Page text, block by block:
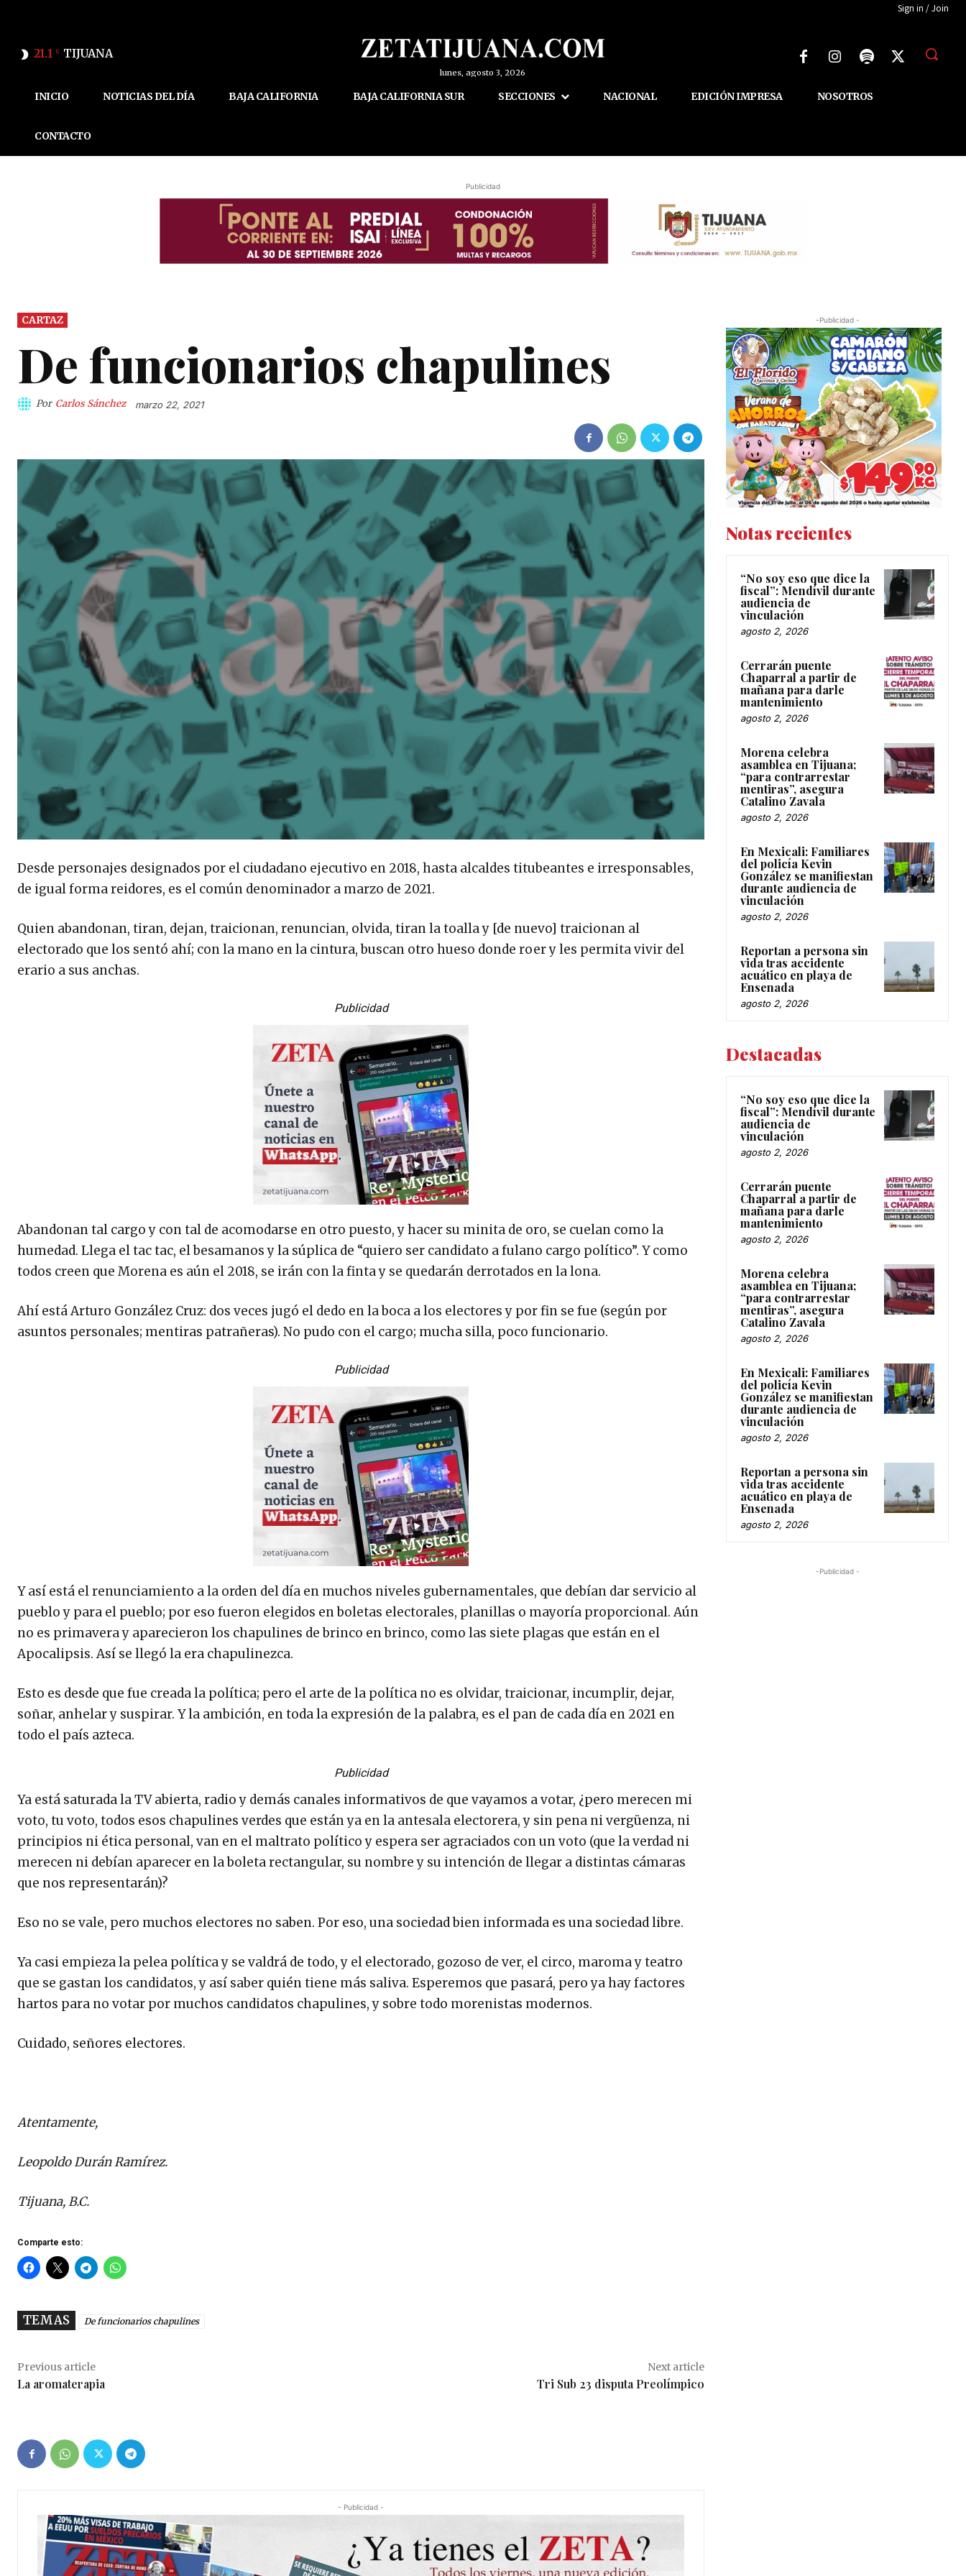
Sign in / Join
21.1 C TIJUANA
lunes, agosto 3, 2026
INICIO NOTICIAS DEL DÍA BAJA CALIFORNIA BAJA CALIFORNIA SUR SECCIONES NACIONAL EDICIÓN IMPRESA NOSOTROS
CONTACTO
Publicidad
CARTAZ
De funcionarios chapulines
Por Carlos Sánchez marzo 22, 2021
Desde personajes designados por el ciudadano ejecutivo en 2018, hasta alcaldes titubeantes e irresponsables,
de igual forma reidores, es el común denominador a marzo de 2021.
Quien abandonan, tiran, dejan, traicionan, renuncian, olvida, tiran la toalla y [de nuevo] traicionan al
electorado que los sentó ahí; con la mano en la cintura, buscan otro hueso donde roer y les permita vivir del
erario a sus anchas.
Publicidad
Abandonan tal cargo y con tal de acomodarse en otro puesto, y hacer su minita de oro, se cuelan como la
humedad. Llega el tac tac, el besamanos y la súplica de “quiero ser candidato a fulano cargo político”. Y como
todos creen que Morena es aún el 2018, se irán con la finta y se quedarán derrotados en la lona.
Ahí está Arturo González Cruz: dos veces jugó el dedo en la boca a los electores y por fin se fue (según por
asuntos personales; mentiras patrañeras). No pudo con el cargo; mucha silla, poco funcionario.
Publicidad
Y así está el renunciamiento a la orden del día en muchos niveles gubernamentales, que debían dar servicio al
pueblo y para el pueblo; por eso fueron elegidos en boletas electorales, planillas o mayoría proporcional. Aún
no es primavera y aparecieron los chapulines de brinco en brinco, como las siete plagas que están en el
Apocalipsis. Así se llegó la era chapulinezca.
Esto es desde que fue creada la política; pero el arte de la política no es olvidar, traicionar, incumplir, dejar,
soñar, anhelar y suspirar. Y la ambición, en toda la expresión de la palabra, es el pan de cada día en 2021 en
todo el país azteca.
Publicidad
Ya está saturada la TV abierta, radio y demás canales informativos de que vayamos a votar, ¿pero merecen mi
voto, tu voto, todos esos chapulines verdes que están ya en la antesala electorera, y sin pena ni vergüenza, ni
principios ni ética personal, van en el maltrato político y espera ser agraciados con un voto (que la verdad ni
merecen ni debían aparecer en la boleta rectangular, su nombre y su intención de llegar a distintas cámaras
que nos representarán)?
Eso no se vale, pero muchos electores no saben. Por eso, una sociedad bien informada es una sociedad libre.
Ya casi empieza la pelea política y se valdrá de todo, y el electorado, gozoso de ver, el circo, maroma y teatro
que se gastan los candidatos, y así saber quién tiene más saliva. Esperemos que pasará, pero ya hay factores
hartos para no votar por muchos candidatos chapulines, y sobre todo morenistas modernos.
Cuidado, señores electores.
Atentamente,
Leopoldo Durán Ramírez.
Tijuana, B.C.
Comparte esto:
TEMAS De funcionarios chapulines
Previous article
La aromaterapia
Next article
Tri Sub 23 disputa Preolímpico
- Publicidad -
-Publicidad -
Notas recientes
“No soy eso que dice la
fiscal”: Mendívil durante
audiencia de
vinculación
agosto 2, 2026
Cerrarán puente
Chaparral a partir de
mañana para darle
mantenimiento
agosto 2, 2026
Morena celebra
asamblea en Tijuana;
“para contrarrestar
mentiras”, asegura
Catalino Zavala
agosto 2, 2026
En Mexicali: Familiares
del policía Kevin
González se manifiestan
durante audiencia de
vinculación
agosto 2, 2026
Reportan a persona sin
vida tras accidente
acuático en playa de
Ensenada
agosto 2, 2026
Destacadas
“No soy eso que dice la
fiscal”: Mendívil durante
audiencia de
vinculación
agosto 2, 2026
Cerrarán puente
Chaparral a partir de
mañana para darle
mantenimiento
agosto 2, 2026
Morena celebra
asamblea en Tijuana;
“para contrarrestar
mentiras”, asegura
Catalino Zavala
agosto 2, 2026
En Mexicali: Familiares
del policía Kevin
González se manifiestan
durante audiencia de
vinculación
agosto 2, 2026
Reportan a persona sin
vida tras accidente
acuático en playa de
Ensenada
agosto 2, 2026
-Publicidad -